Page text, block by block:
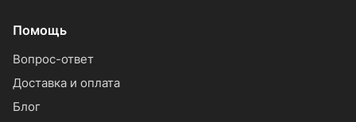
Помощь
Вопрос-ответ
Доставка и оплата
Блог